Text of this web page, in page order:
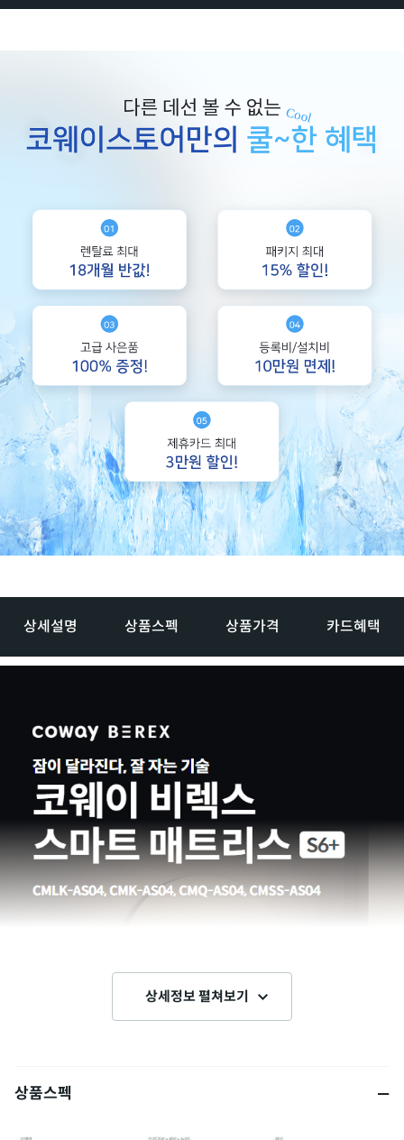
상세설명 상품스펙 상품가격 카드혜택
상세정보 펼쳐보기
상품스펙